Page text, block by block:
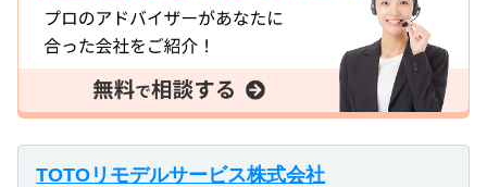
TOTOリモデルサービス株式会社